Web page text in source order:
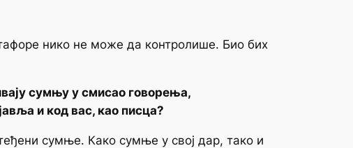
нико не може да контролише. Био бих
сумњу у смисао говорења,
и код вас, као писца?
сумње. Како сумње у свој дар, тако и